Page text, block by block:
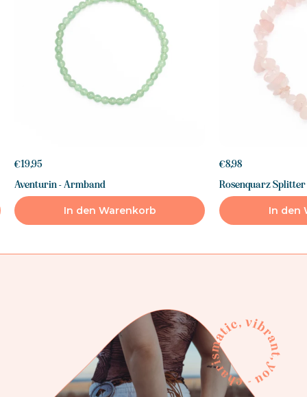
€19,95
Aventurin - Armband
In den Warenkorb
€8,98
Rosenquarz
In den